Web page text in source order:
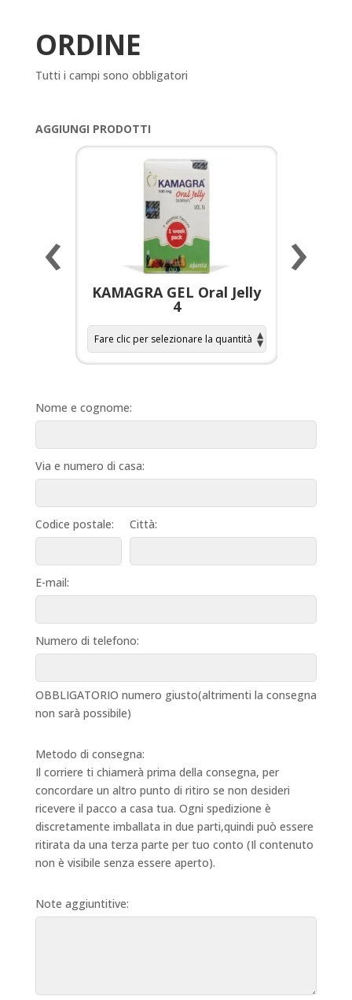
ORDINE
Tutti i campi sono obbligatori
AGGIUNGI PRODOTTI
KAMAGRA GEL Oral Jelly
4
‹ ›
Nome e cognome:
Via e numero di casa:
Codice postale: Città:
E-mail:
Numero di telefono:
OBBLIGATORIO numero giusto(altrimenti la consegna
non sarà possibile)
Metodo di consegna:
Il corriere ti chiamerà prima della consegna, per
concordare un altro punto di ritiro se non desideri
ricevere il pacco a casa tua. Ogni spedizione è
discretamente imballata in due parti,quindi può essere
ritirata da una terza parte per tuo conto (Il contenuto
non è visibile senza essere aperto).
Note aggiuntitive: